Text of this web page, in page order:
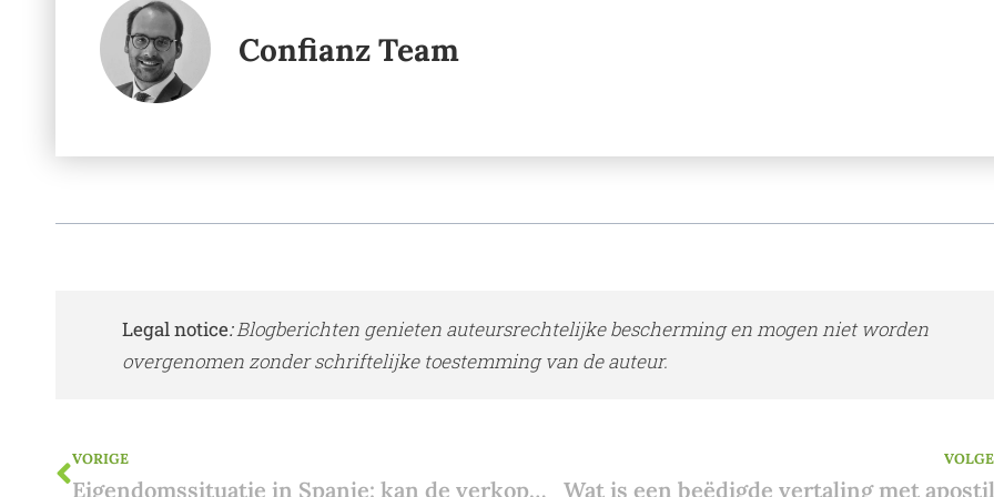
Confianz Team
Legal notice:Blogberichten genieten auteursrechtelijke bescherming en mogen niet worden
overgenomen zonder schriftelijke toestemming van de auteur.
VORIGE
Eigendomssituatie in Spanje: kan de verkoper effectief verkopen? Wat is een beëdigde vertaling met